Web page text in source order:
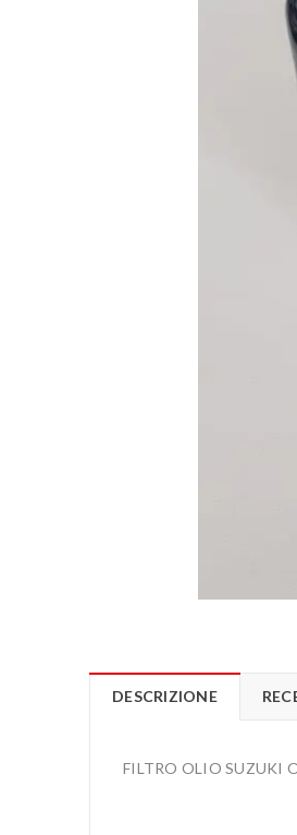
DESCRIZIONE
FILTRO OLIO SUZUKI